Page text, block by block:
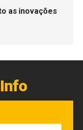
as inovações
Info